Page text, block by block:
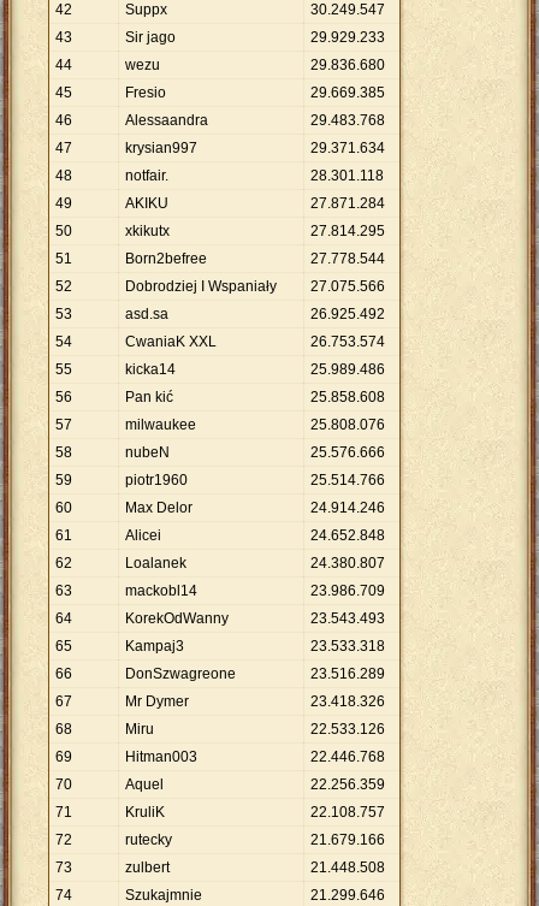
42
Suppx 30.249.547
43
Sir jago 29.929.233
44
wezu 29.836.680
45
Fresio 29.669.385
46
Alessaandra 29.483.768
47
krysian997 29.371.634
48
notfair. 28.301.118
49
AKIKU 27.871.284
50
xkikutx 27.814.295
51
Born2befree 27.778.544
52
Dobrodziej I Wspaniały 27.075.566
53
asd.sa 26.925.492
54
CwaniaK XXL 26.753.574
55
kicka14 25.989.486
56
Pan kić 25.858.608
57
milwaukee 25.808.076
58
nubeN 25.576.666
59
piotr1960 25.514.766
60
Max Delor 24.914.246
61
Alicei 24.652.848
62
Loalanek 24.380.807
63
mackobl14 23.986.709
64
KorekOdWanny 23.543.493
65
Kampaj3 23.533.318
66
DonSzwagreone 23.516.289
67
Mr Dymer 23.418.326
68
Miru 22.533.126
69
Hitman003 22.446.768
70
Aquel 22.256.359
71
KruliK 22.108.757
72
rutecky 21.679.166
73
zulbert 21.448.508
74
Szukajmnie 21.299.646